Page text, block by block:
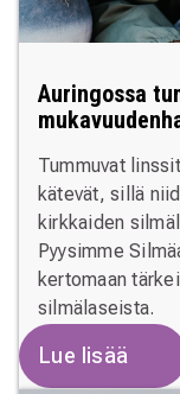
Auringossa
Tummuvat
kätevät, sillä
kirkkaiden
Pyysimme
kertomaan
silmälaseista.
Lue lisää